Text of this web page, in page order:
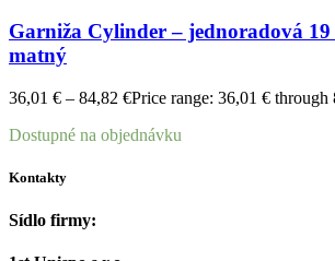
Garniža Cylinder – jednoradová
matný
36,01 € – 84,82 €Price range: 36,01 € through
Dostupné na objednávku
Kontakty
Sídlo firmy: